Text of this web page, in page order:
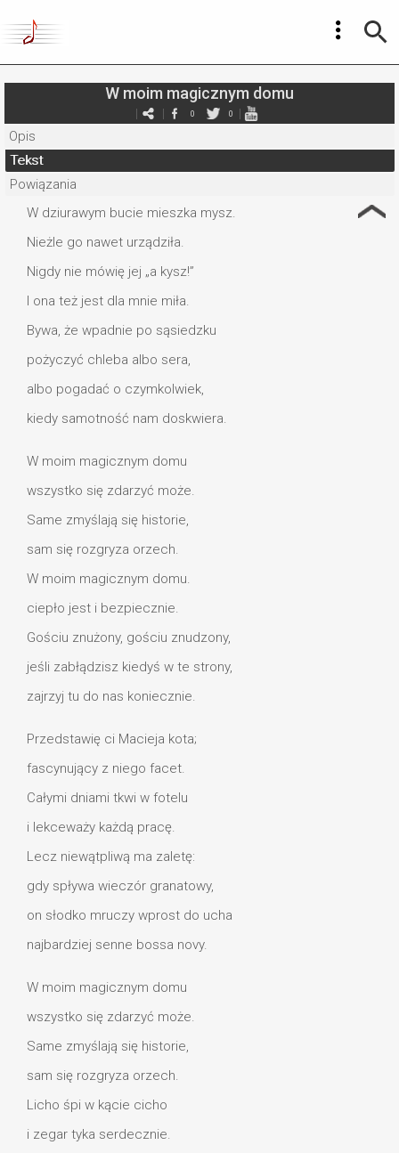
W moim magicznym domu
0 0
Opis
Tekst
Powiązania
W dziurawym bucie mieszka mysz.
Nieżle go nawet urządziła.
Nigdy nie mówię jej „a kysz!”
I ona też jest dla mnie miła.
Bywa, że wpadnie po sąsiedzku
pożyczyć chleba albo sera,
albo pogadać o czymkolwiek,
kiedy samotność nam doskwiera.
W moim magicznym domu
wszystko się zdarzyć może.
Same zmyślają się historie,
sam się rozgryza orzech.
W moim magicznym domu.
ciepło jest i bezpiecznie.
Gościu znużony, gościu znudzony,
jeśli zabłądzisz kiedyś w te strony,
zajrzyj tu do nas koniecznie.
Przedstawię ci Macieja kota;
fascynujący z niego facet.
Całymi dniami tkwi w fotelu
i lekceważy każdą pracę.
Lecz niewątpliwą ma zaletę:
gdy spływa wieczór granatowy,
on słodko mruczy wprost do ucha
najbardziej senne bossa novy.
W moim magicznym domu
wszystko się zdarzyć może.
Same zmyślają się historie,
sam się rozgryza orzech.
Licho śpi w kącie cicho
i zegar tyka serdecznie.